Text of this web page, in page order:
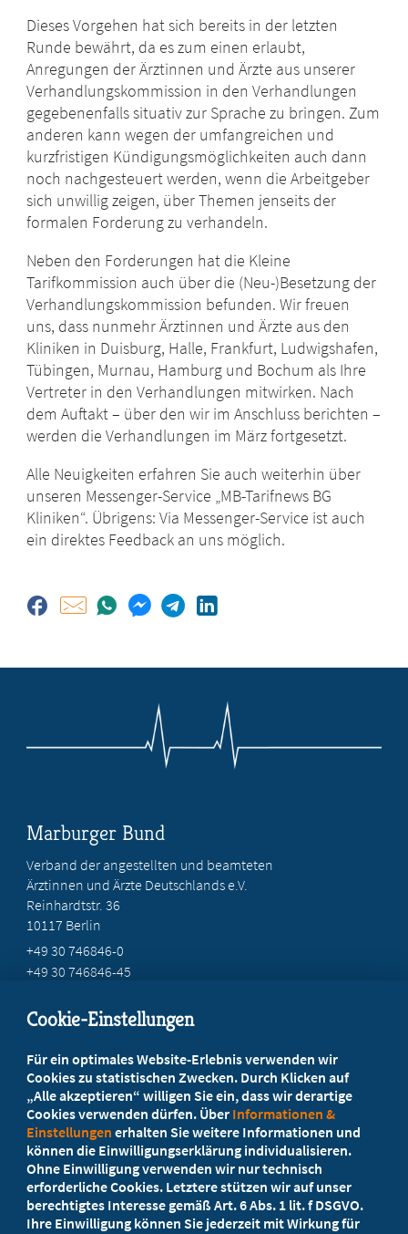
Dieses Vorgehen hat sich bereits in der letzten
Runde bewährt, da es zum einen erlaubt,
Anregungen der Ärztinnen und Ärzte aus unserer
Verhandlungskommission in den Verhandlungen
gegebenenfalls situativ zur Sprache zu bringen. Zum
anderen kann wegen der umfangreichen und
kurzfristigen Kündigungsmöglichkeiten auch dann
noch nachgesteuert werden, wenn die Arbeitgeber
sich unwillig zeigen, über Themen jenseits der
formalen Forderung zu verhandeln.
Neben den Forderungen hat die Kleine
Tarifkommission auch über die (Neu-)Besetzung der
Verhandlungskommission befunden. Wir freuen
uns, dass nunmehr Ärztinnen und Ärzte aus den
Kliniken in Duisburg, Halle, Frankfurt, Ludwigshafen,
Tübingen, Murnau, Hamburg und Bochum als Ihre
Vertreter in den Verhandlungen mitwirken. Nach
dem Auftakt – über den wir im Anschluss berichten –
werden die Verhandlungen im März fortgesetzt.
Alle Neuigkeiten erfahren Sie auch weiterhin über
unseren Messenger-Service „MB-Tarifnews BG
Kliniken“. Übrigens: Via Messenger-Service ist auch
ein direktes Feedback an uns möglich.
Marburger Bund
Verband der angestellten und beamteten
Ärztinnen und Ärzte Deutschlands e.V.
Reinhardtstr. 36
10117 Berlin
+49 30 746846-0
+49 30 746846-45
Ihr Landesverband berät Sie!
Ansprechpartner
Werden Sie jetzt Mitglied!
5 Vorteile einer Mitgliedschaft
Cookie-Einstellungen
Für ein optimales Website-Erlebnis verwenden wir
Cookies zu statistischen Zwecken. Durch Klicken auf
„Alle akzeptieren“ willigen Sie ein, dass wir derartige
Cookies verwenden dürfen. Über Informationen &
Einstellungen erhalten Sie weitere Informationen und
können die Einwilligungserklärung individualisieren.
Ohne Einwilligung verwenden wir nur technisch
erforderliche Cookies. Letztere stützen wir auf unser
berechtigtes Interesse gemäß Art. 6 Abs. 1 lit. f DSGVO.
Ihre Einwilligung können Sie jederzeit mit Wirkung für